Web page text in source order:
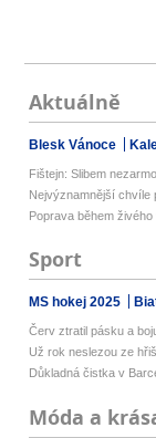
Aktuálně
Blesk Vánoce
Fištejn: Slibem
Nejvýznamnější chvíle
Poprava během
Sport
MS hokej 2025
Červ ztratil pásku a
Už rok neslezou ze
Důkladná čistka v
Móda a